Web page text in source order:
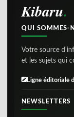
Kibaru
QUI SOMMES-
Votre source
et les sujets qui
Ligne éditoriale
NEWSLETTERS